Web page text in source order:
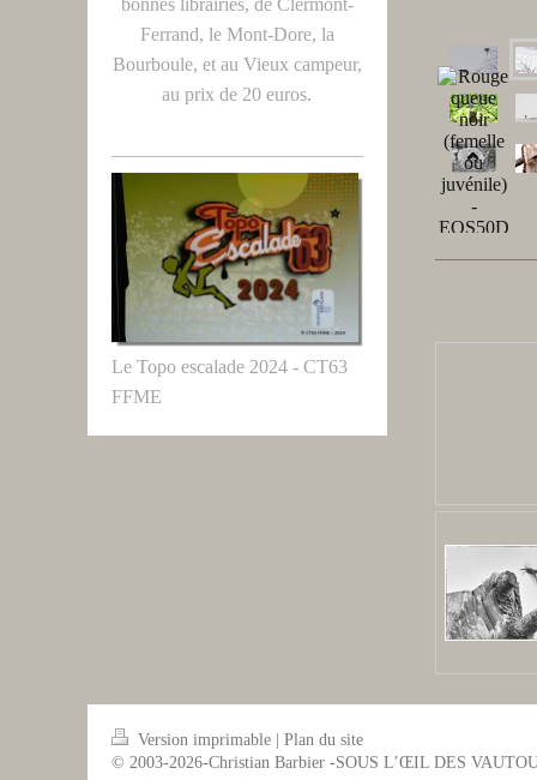
Ferrand, le Mont-Dore, la
Bourboule, et au Vieux campeur,
au prix de 20 euros.
Le Topo escalade 2024 - CT63
FFME
Version imprimable
Plan du site
© 2003-2026-Christian Barbier -SOUS L’ŒIL DES